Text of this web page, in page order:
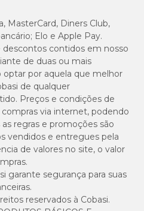
MasterCard, Diners Club,
Elo e Apple Pay.
descontos contidos em nosso
de duas ou mais
optar por aquela que melhor
de qualquer
Preços e condições de
via internet, podendo
as regras e promoções são
vendidos e entregues pela
de valores no site, o valor
garante segurança para suas
reservados à Cobasi.